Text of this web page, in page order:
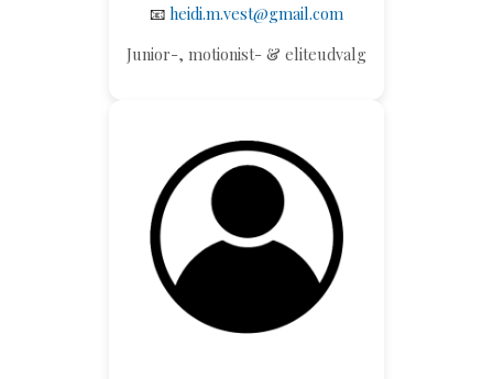
📧 heidi.m.vest@gmail.com
Junior-, motionist- & eliteudvalg